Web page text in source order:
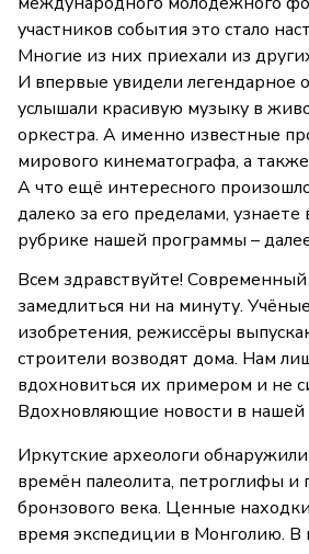
участников события это стало
Многие из них приехали из
И впервые увидели легендарное
услышали красивую музыку в
оркестра. А именно известные
мирового кинематографа, а также
А что ещё интересного
далеко за его пределами,
рубрике нашей программы –
Всем здравствуйте!
замедлиться ни на минуту.
изобретения, режиссёры
строители возводят дома. Нам
вдохновиться их примером и не
Вдохновляющие новости в нашей
Иркутские археологи
времён палеолита, петроглифы и
бронзового века. Ценные
время экспедиции в Монголию. В